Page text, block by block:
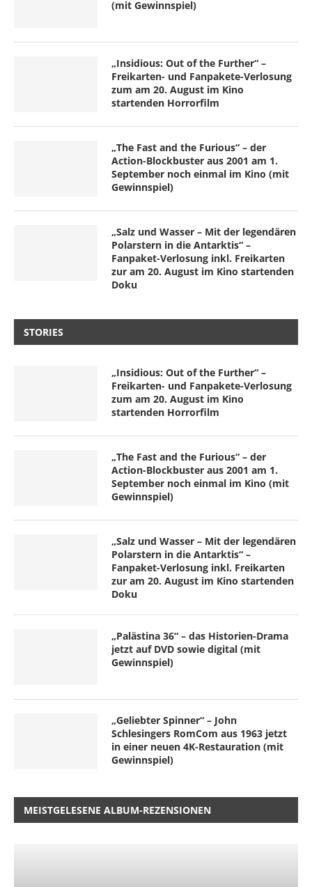
(mit Gewinnspiel)
„Insidious: Out of the Further“ –
Freikarten- und Fanpakete-Verlosung
zum am 20. August im Kino
startenden Horrorfilm
„The Fast and the Furious“ – der
Action-Blockbuster aus 2001 am 1.
September noch einmal im Kino (mit
Gewinnspiel)
„Salz und Wasser – Mit der legendären
Polarstern in die Antarktis“ –
Fanpaket-Verlosung inkl. Freikarten
zur am 20. August im Kino startenden
Doku
STORIES
„Insidious: Out of the Further“ –
Freikarten- und Fanpakete-Verlosung
zum am 20. August im Kino
startenden Horrorfilm
„The Fast and the Furious“ – der
Action-Blockbuster aus 2001 am 1.
September noch einmal im Kino (mit
Gewinnspiel)
„Salz und Wasser – Mit der legendären
Polarstern in die Antarktis“ –
Fanpaket-Verlosung inkl. Freikarten
zur am 20. August im Kino startenden
Doku
„Palästina 36“ – das Historien-Drama
jetzt auf DVD sowie digital (mit
Gewinnspiel)
„Geliebter Spinner“ – John
Schlesingers RomCom aus 1963 jetzt
in einer neuen 4K-Restauration (mit
Gewinnspiel)
MEISTGELESENE ALBUM-REZENSIONEN